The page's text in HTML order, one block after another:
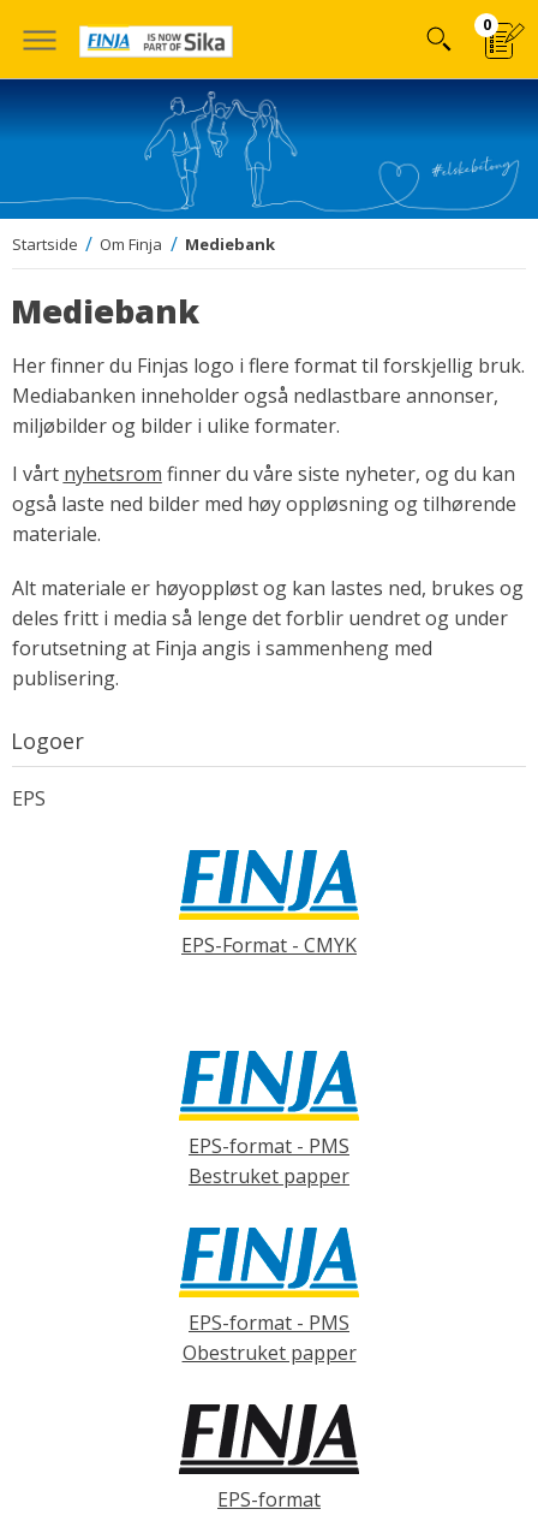
innehÃ¥llet
0
Startside Om Finja Mediebank
Mediebank
Her finner du Finjas logo i flere format til forskjellig bruk.
Mediabanken inneholder også nedlastbare annonser,
miljøbilder og bilder i ulike formater.
I vårt nyhetsrom finner du våre siste nyheter, og du kan
også laste ned bilder med høy oppløsning og tilhørende
materiale.
Alt materiale er høyoppløst og kan lastes ned, brukes og
deles fritt i media så lenge det forblir uendret og under
forutsetning at Finja angis i sammenheng med
publisering.
Logoer
EPS
EPS-Format - CMYK
EPS-format - PMS
Bestruket papper
EPS-format - PMS
Obestruket papper
EPS-format